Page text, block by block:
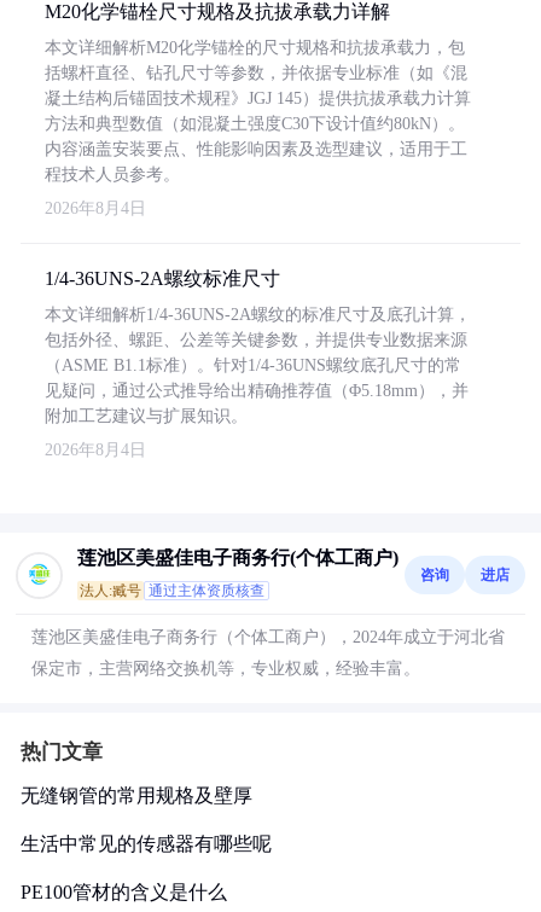
M20化学锚栓尺寸规格及抗拔承载力详解
本文详细解析M20化学锚栓的尺寸规格和抗拔承载力，包
括螺杆直径、钻孔尺寸等参数，并依据专业标准（如《混
凝土结构后锚固技术规程》JGJ 145）提供抗拔承载力计算
方法和典型数值（如混凝土强度C30下设计值约80kN）。
内容涵盖安装要点、性能影响因素及选型建议，适用于工
程技术人员参考。
2026年8月4日
1/4-36UNS-2A螺纹标准尺寸
本文详细解析1/4-36UNS-2A螺纹的标准尺寸及底孔计算，
包括外径、螺距、公差等关键参数，并提供专业数据来源
（ASME B1.1标准）。针对1/4-36UNS螺纹底孔尺寸的常
见疑问，通过公式推导给出精确推荐值（Φ5.18mm），并
附加工艺建议与扩展知识。
2026年8月4日
莲池区美盛佳电子商务行(个体工商户)
法人:臧号 通过主体资质核查
咨询 进店
莲池区美盛佳电子商务行（个体工商户），2024年成立于河北省
保定市，主营网络交换机等，专业权威，经验丰富。
热门文章
无缝钢管的常用规格及壁厚
生活中常见的传感器有哪些呢
PE100管材的含义是什么